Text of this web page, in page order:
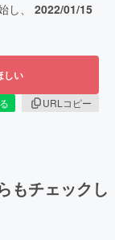
し、 2022/01/15
しい
URLコピー
もチェックし